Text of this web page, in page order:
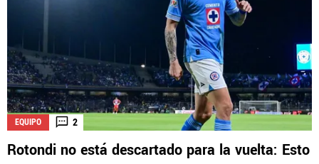
EQUIPO 2
Rotondi no está descartado para la vuelta: Esto